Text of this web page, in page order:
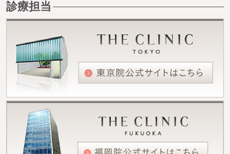
診療担当